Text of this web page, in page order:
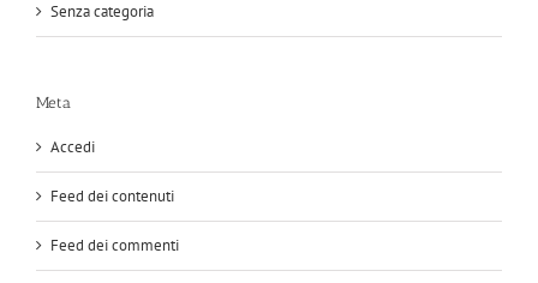
Senza categoria
Meta
Accedi
Feed dei contenuti
Feed dei commenti